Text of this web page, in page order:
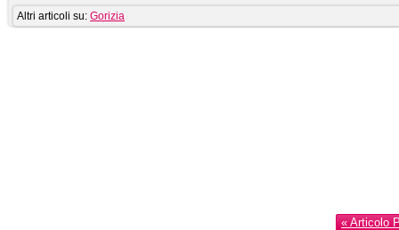
Altri articoli su: Gorizia
« Articolo